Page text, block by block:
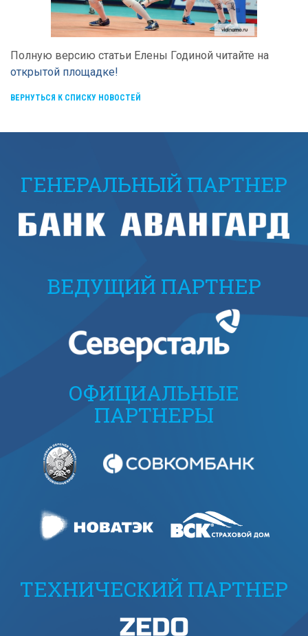
Полную версию статьи Елены Годиной читайте на
открытой площадке!
ВЕРНУТЬСЯ К СПИСКУ НОВОСТЕЙ
ГЕНЕРАЛЬНЫЙ ПАРТНЕР
ВЕДУЩИЙ ПАРТНЕР
ОФИЦИАЛЬНЫЕ
ПАРТНЕРЫ
ТЕХНИЧЕСКИЙ ПАРТНЕР